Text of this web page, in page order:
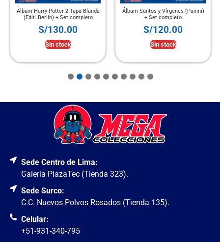
Álbum Harry Potter 2 Tapa Blanda
(Edit. Berlín) + Set completo
S/130.00
Sin stock
Álbum Santos y Vírgenes (Panini)
+ Set completo
S/120.00
Sin stock
Sede Centro de Lima:
Galería PlazaTec (Tienda 323).
Sede Surco:
C.C. Nuevos Polvos Rosados (Tienda 135).
Celular:
+51-931-340-795